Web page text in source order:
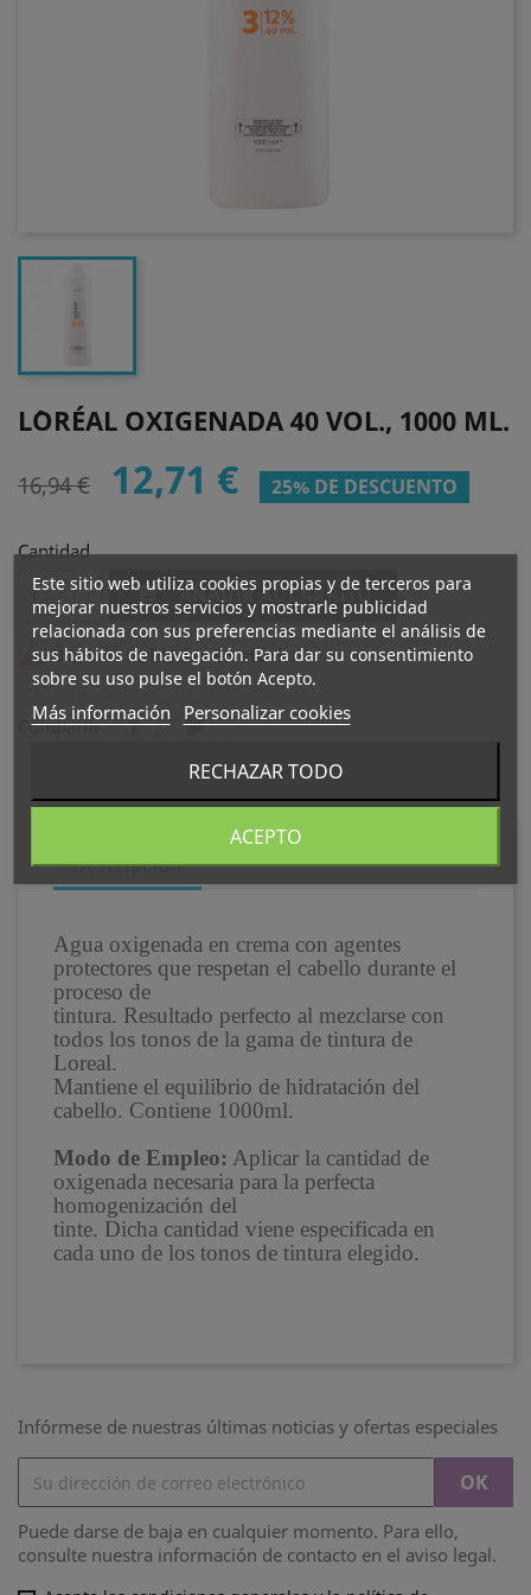
L´ORÉAL OXIGENADA 40 VOL., 1000 ML.
16,94 € 12,71 € 25% DE DESCUENTO
Cantidad
 AÑADIR AL CARRITO
Últimas unidades en stock
Compartir
Descripción
Agua oxigenada en crema con agentes
protectores que respetan el cabello durante el
proceso de
tintura. Resultado perfecto al mezclarse con
todos los tonos de la gama de tintura de
Loreal.
Mantiene el equilibrio de hidratación del
cabello. Contiene 1000ml.
Modo de Empleo: Aplicar la cantidad de
oxigenada necesaria para la perfecta
homogenización del
tinte. Dicha cantidad viene especificada en
cada uno de los tonos de tintura elegido.
Infórmese de nuestras últimas noticias y ofertas especiales
Puede darse de baja en cualquier momento. Para ello,
consulte nuestra información de contacto en el aviso legal.
Este sitio web utiliza cookies propias y de terceros para
mejorar nuestros servicios y mostrarle publicidad
relacionada con sus preferencias mediante el análisis de
sus hábitos de navegación. Para dar su consentimiento
sobre su uso pulse el botón Acepto.
Más información Personalizar cookies
RECHAZAR TODO
ACEPTO